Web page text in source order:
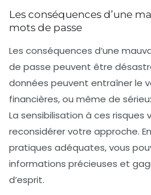
Les conséquences d’une
mots de passe
Les conséquences d’une
de passe peuvent être
données peuvent entraîner le
financières, ou même de
La sensibilisation à ces risques
reconsidérer votre approche.
pratiques adéquates, vous
informations précieuses et
d’esprit.